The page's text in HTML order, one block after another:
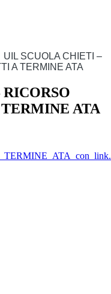
UIL SCUOLA CHIETI –
A TERMINE ATA
ATA